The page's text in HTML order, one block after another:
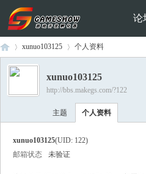
论
›
xunuo103125 个人资料
xunuo103125
http://bbs.makegs.com/?122
主题 个人资料
xunuo103125(UID: 122)
邮箱状态
未验证